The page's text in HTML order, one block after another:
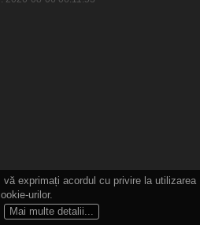
exprimați acordul cu privire la utilizarea
urilor.
Mai multe detalii...